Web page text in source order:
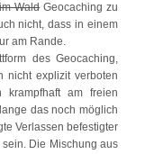
WaldGeocaching zu
nicht, dass in einem
am Rande.
des Geocaching,
nicht explizit verboten
am freien
das noch möglich
Verlassen befestigter
Die Mischung aus